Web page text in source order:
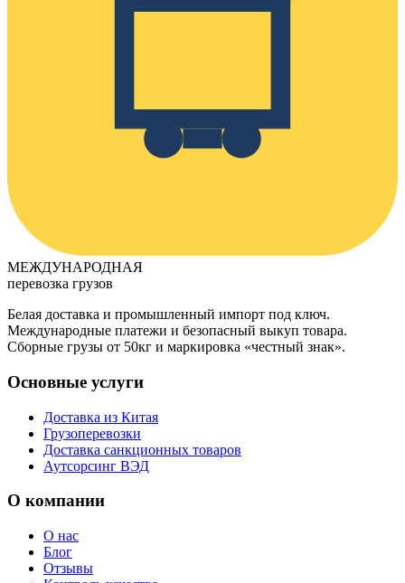
МЕЖДУНАРОДНАЯ
перевозка грузов
Белая доставка и промышленный импорт под ключ.
Международные платежи и безопасный выкуп товара.
Сборные грузы от 50кг и маркировка «честный знак».
Основные услуги
Доставка из Китая
Грузоперевозки
Доставка санкционных товаров
Аутсорсинг ВЭД
О компании
О нас
Блог
Отзывы